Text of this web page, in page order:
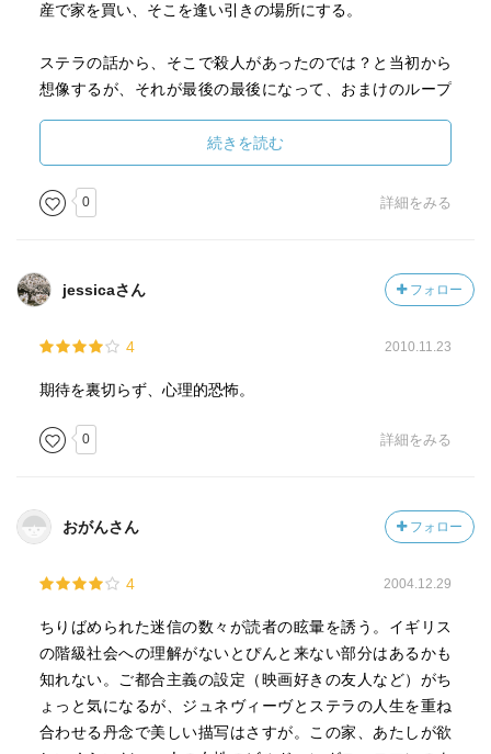
産で家を買い、そこを逢い引きの場所にする。
ステラの話から、そこで殺人があったのでは？と当初から
想像するが、それが最後の最後になって、おまけのループ
ジェニヴィーヴの母も町の男と結婚し２度３度と夫を変え
て今はパブをやっている。この状況設定が最近アマゾンプ
ライムで見たイギリスのＴＶドラマ「検視法廷 美人検視
級」が違うと分けて、庶民は小さな町で仕事も人間関係も
完結しているのだ。で相手を何度も変えている。
1995年発表
続きを読む
0 詳細をみる
jessicaさん フォロー
4 2010.11.23
期待を裏切らず、心理的恐怖。
0 詳細をみる
おがんさん フォロー
4 2004.12.29
ちりばめられた迷信の数々が読者の眩暈を誘う。イギリス
の階級社会への理解がないとぴんと来ない部分はあるかも
知れない。ご都合主義の設定（映画好きの友人など）がち
ょっと気になるが、ジュネヴィーヴとステラの人生を重ね
合わせる丹念で美しい描写はさすが。この家、あたしが欲